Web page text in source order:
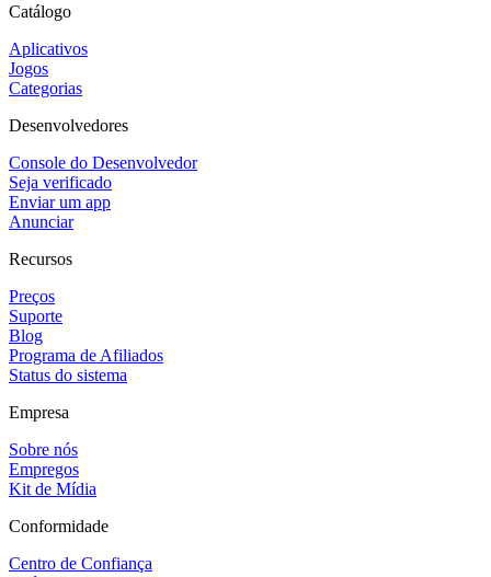
Catálogo
Aplicativos
Jogos
Categorias
Desenvolvedores
Console do Desenvolvedor
Seja verificado
Enviar um app
Anunciar
Recursos
Preços
Suporte
Blog
Programa de Afiliados
Status do sistema
Empresa
Sobre nós
Empregos
Kit de Mídia
Conformidade
Centro de Confiança